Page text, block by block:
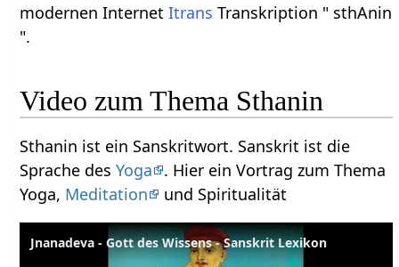
modernen InternetItrans Transkription " sthAnin
".
Video zum Thema Sthanin
Sthanin ist ein Sanskritwort. Sanskrit ist die
Sprache desYoga
. Hier ein Vortrag zum Thema
Yoga, Meditation und Spiritualität
Jnanadeva - Gott des Wissens - Sanskrit Lexikon